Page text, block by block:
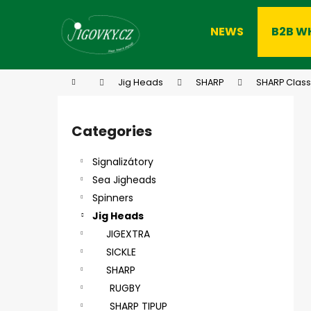
NEWS B2B
Home Jig Heads SHARP SHARP
Skip
categories
Categories
Signalizátory
Sea Jigheads
Spinners
Jig Heads
JIGEXTRA
SICKLE
SHARP
RUGBY
SHARP TIPUP
Back
Back